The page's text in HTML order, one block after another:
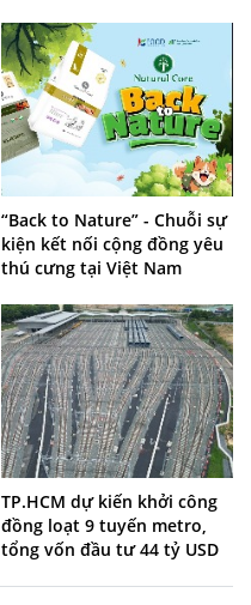
“Back to Nature” - Chuỗi sự
kiện kết nối cộng đồng yêu
thú cưng tại Việt Nam
TP.HCM dự kiến khởi công
đồng loạt 9 tuyến metro,
tổng vốn đầu tư 44 tỷ USD